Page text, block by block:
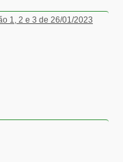
1, 2 e 3 de 26/01/2023